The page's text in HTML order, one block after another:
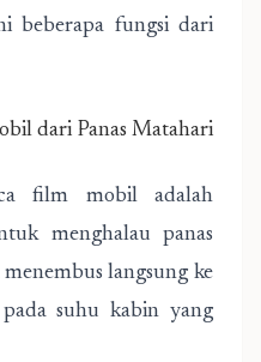
beberapa fungsi dari
dari Panas Matahari
film mobil adalah
menghalau panas
langsung ke
suhu kabin yang